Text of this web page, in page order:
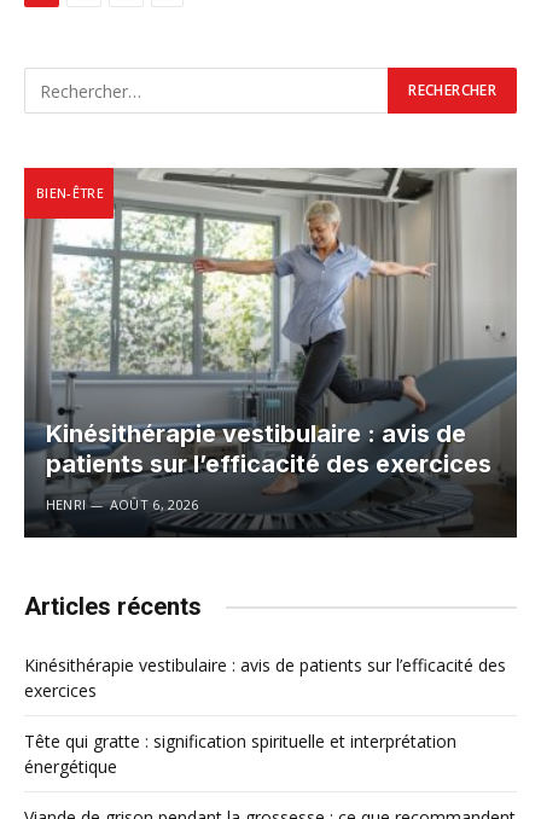
BIEN-ÊTRE
Kinésithérapie vestibulaire : avis de
patients sur l’efficacité des exercices
HENRI AOÛT 6, 2026
Articles récents
Kinésithérapie vestibulaire : avis de patients sur l’efficacité des
exercices
Tête qui gratte : signification spirituelle et interprétation
énergétique